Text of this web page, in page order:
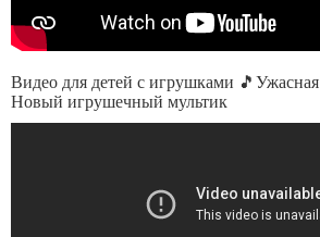
Видео для детей с игрушками
Новый игрушечный мультик